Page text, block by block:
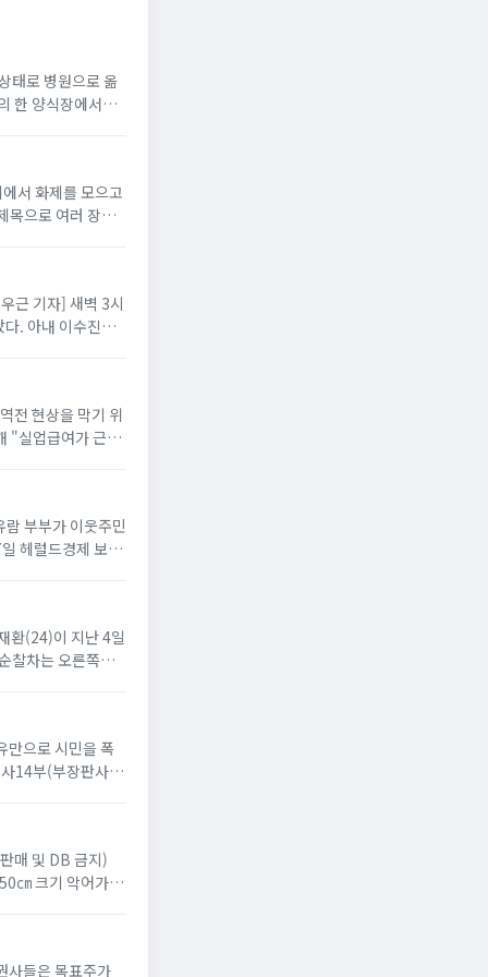
태로 병원으로 옮
한 양식장에서
서 화제를 모으고
목으로 여러 장의
근 기자] 새벽 3시
다. 아내 이수진은
전 현상을 막기 위
부부가 이웃주민
헤럴드경제 보도
환(24)이 지난 4일
찰차는 오른쪽으
만으로 시민을 폭
14부(부장판사 윤
매 및 DB 금지)
㎝ 크기 악어가 있
사들은 목표주가